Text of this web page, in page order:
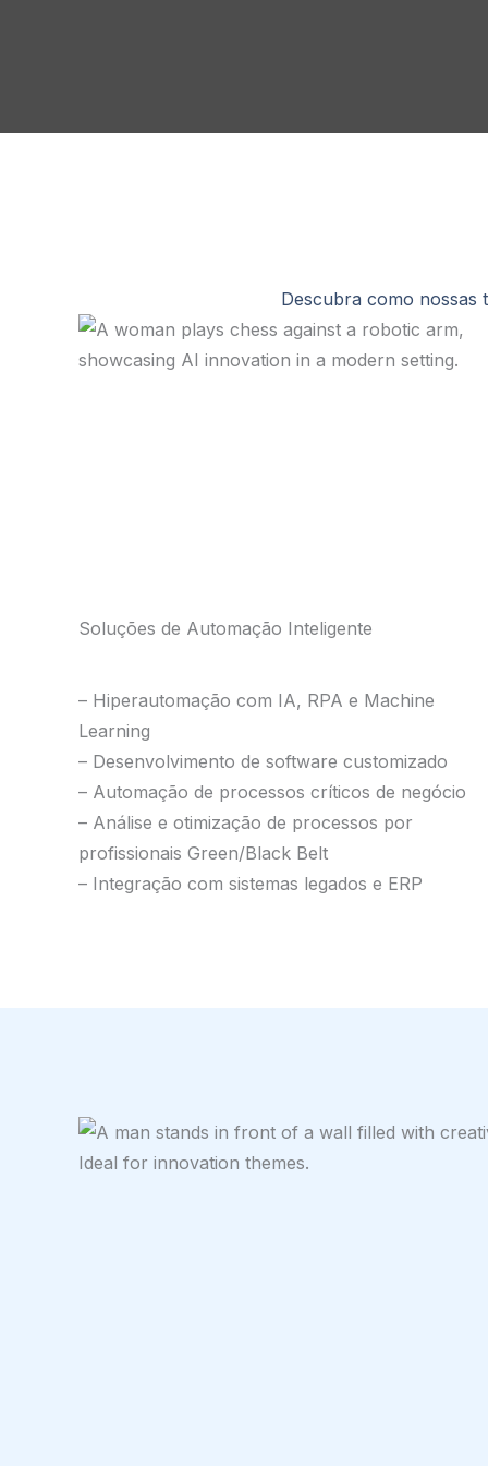
Descubra como nossas
Soluções de Automação Inteligente
– Hiperautomação com IA, RPA e Machine
Learning
– Desenvolvimento de software customizado
– Automação de processos críticos de negócio
– Análise e otimização de processos por
profissionais Green/Black Belt
– Integração com sistemas legados e ERP